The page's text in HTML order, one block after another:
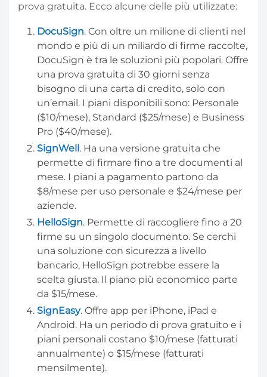
prova gratuita. Ecco alcune delle più utilizzate:
DocuSign. Con oltre un milione di clienti nel
mondo e più di un miliardo di firme raccolte,
DocuSign è tra le soluzioni più popolari. Offre
una prova gratuita di 30 giorni senza
bisogno di una carta di credito, solo con
un’email. I piani disponibili sono: Personale
($10/mese), Standard ($25/mese) e Business
Pro ($40/mese).
SignWell . Ha una versione gratuita che
permette di firmare fino a tre documenti al
mese. I piani a pagamento partono da
$8/mese per uso personale e $24/mese per
aziende.
HelloSign. Permette di raccogliere fino a 20
firme su un singolo documento. Se cerchi
una soluzione con sicurezza a livello
bancario, HelloSign potrebbe essere la
scelta giusta. Il piano più economico parte
da $15/mese.
SignEasy. Offre app per iPhone, iPad e
Android. Ha un periodo di prova gratuito e i
piani personali costano $10/mese (fatturati
annualmente) o $15/mese (fatturati
mensilmente).